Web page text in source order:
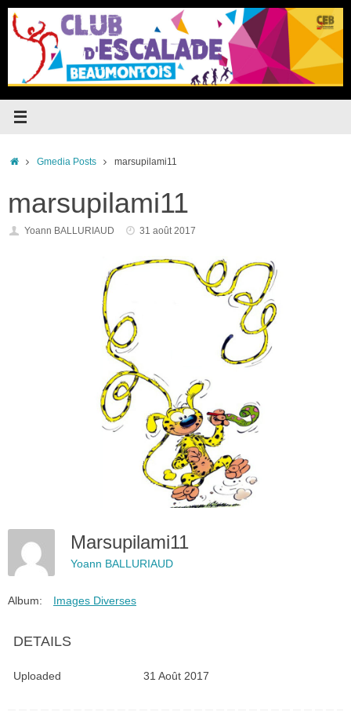
Passer
contenu
Accueil
Gmedia Posts marsupilami11
marsupilami11
Yoann BALLURIAUD 31 août 2017
Marsupilami11
Yoann BALLURIAUD
Album: Images Diverses
DETAILS
Uploaded 31 Août 2017